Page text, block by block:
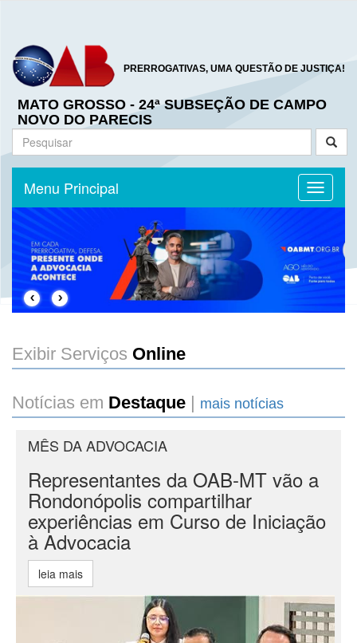
PRERROGATIVAS, UMA QUESTÃO DE JUSTIÇA!
MATO GROSSO - 24ª SUBSEÇÃO DE CAMPO
NOVO DO PARECIS
Toggle
Menu Principal
‹ ›
Exibir Serviços Online
Notícias em Destaque mais notícias
MÊS DA ADVOCACIA
Representantes da OAB-MT vão a
Rondonópolis compartilhar
experiências em Curso de Iniciação
à Advocacia
leia mais